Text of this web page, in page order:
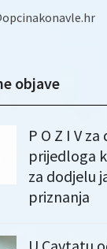
objave
P O Z I V
prijedloga
za dodjelu
priznanja